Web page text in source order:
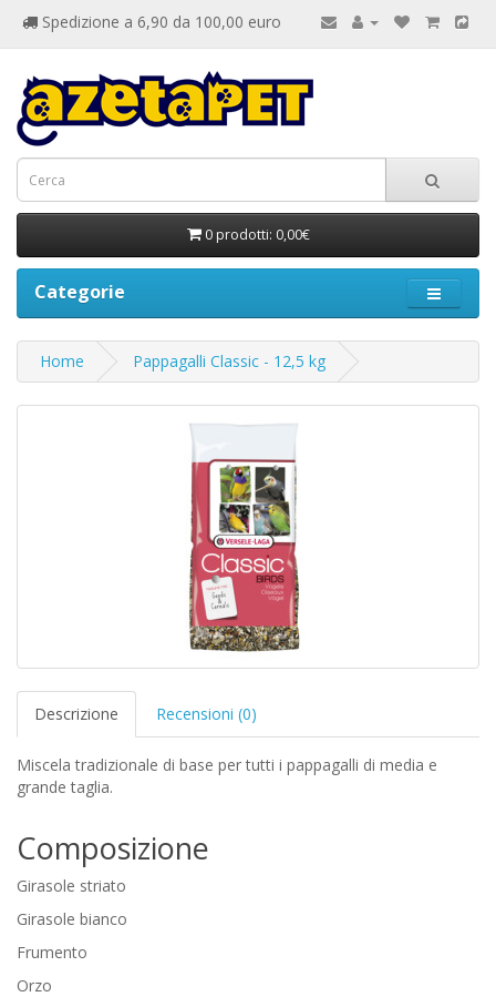
Spedizione a 6,90 da 100,00 euro
0 prodotti: 0,00€
Categorie
Home Pappagalli Classic - 12,5 kg
Descrizione Recensioni (0)
Miscela tradizionale di base per tutti i pappagalli di media e
grande taglia.
Composizione
Girasole striato
Girasole bianco
Frumento
Orzo